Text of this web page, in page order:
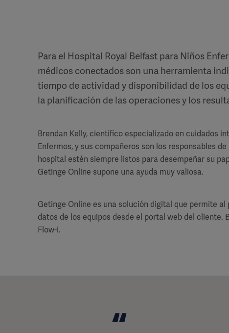
Para el Hospital Royal Belfast para Niños
médicos conectados son una herramienta
tiempo de actividad y disponibilidad de los
la planificación de las operaciones y los
Brendan Kelly, científico especializado en cuidados
Enfermos, y sus compañeros son los responsables
hospital estén siempre listos para desempeñar su
Getinge Online supone una ayuda muy valiosa.
Getinge Online es una solución digital que permite
datos de los equipos desde el portal web del cliente.
Flow-i.